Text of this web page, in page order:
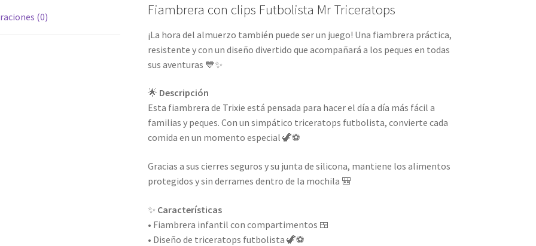
(0) Fiambrera con clips Futbolista Mr Triceratops
¡La hora del almuerzo también puede ser un juego! Una fiambrera práctica,
resistente y con un diseño divertido que acompañará a los peques en todas
sus aventuras 💙✨
🌟 Descripción
Esta fiambrera de Trixie está pensada para hacer el día a día más fácil a
familias y peques. Con un simpático triceratops futbolista, convierte cada
comida en un momento especial 🦖⚽
Gracias a sus cierres seguros y su junta de silicona, mantiene los alimentos
protegidos y sin derrames dentro de la mochila 🎒
✨ Características
• Fiambrera infantil con compartimentos 🍱
• Diseño de triceratops futbolista 🦖⚽